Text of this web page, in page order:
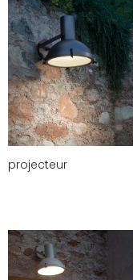
projecteur